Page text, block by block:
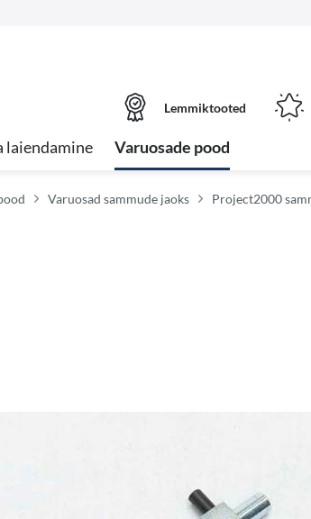
Lemmiktooted
laiendamine Varuosade pood
Varuosad sammude jaoks Project2000